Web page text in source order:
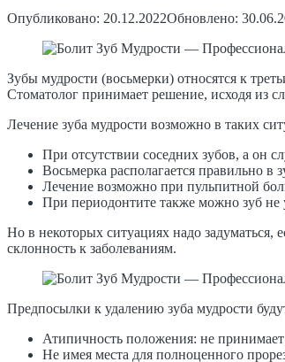
Опубликовано: 20.12.2022Обновлено:
Зубы мудрости (восьмерки) относятся к
Стоматолог принимает решение, исходя из
Лечение зуба мудрости возможно в таких
При отсутствии соседних зубов, а он
Восьмерка располагается правильно в
Лечение возможно при пульпитной
При периодонтите также можно зуб не
Но в некоторых ситуациях надо задуматься,
склонность к заболеваниям.
Предпосылки к удалению зуба мудрости
Атипичность положения: не
Не имея места для полноценного